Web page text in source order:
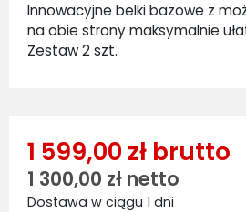
Innowacyjne belki bazowe z
na obie strony maksymalnie
Zestaw 2 szt.
1 599,00 zł brutto
1 300,00 zł netto
Dostawa w ciągu 1 dni